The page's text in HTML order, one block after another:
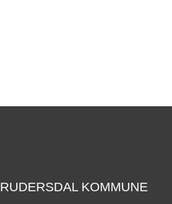
RUDERSDAL KOMMUNE